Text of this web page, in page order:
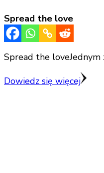
Spread the love
Spread the loveJednym
Dowiedz się więcej